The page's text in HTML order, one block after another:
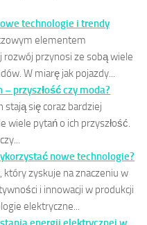
technologie i trendy
elementem
przynosi ze sobą wiele
W miarę jak pojazdy...
przyszłość czy moda?
stają się coraz bardziej
wiele pytań o ich przyszłość.
nowe technologie?
zyskuje na znaczeniu w
i innowacji w produkcji
elektryczne...